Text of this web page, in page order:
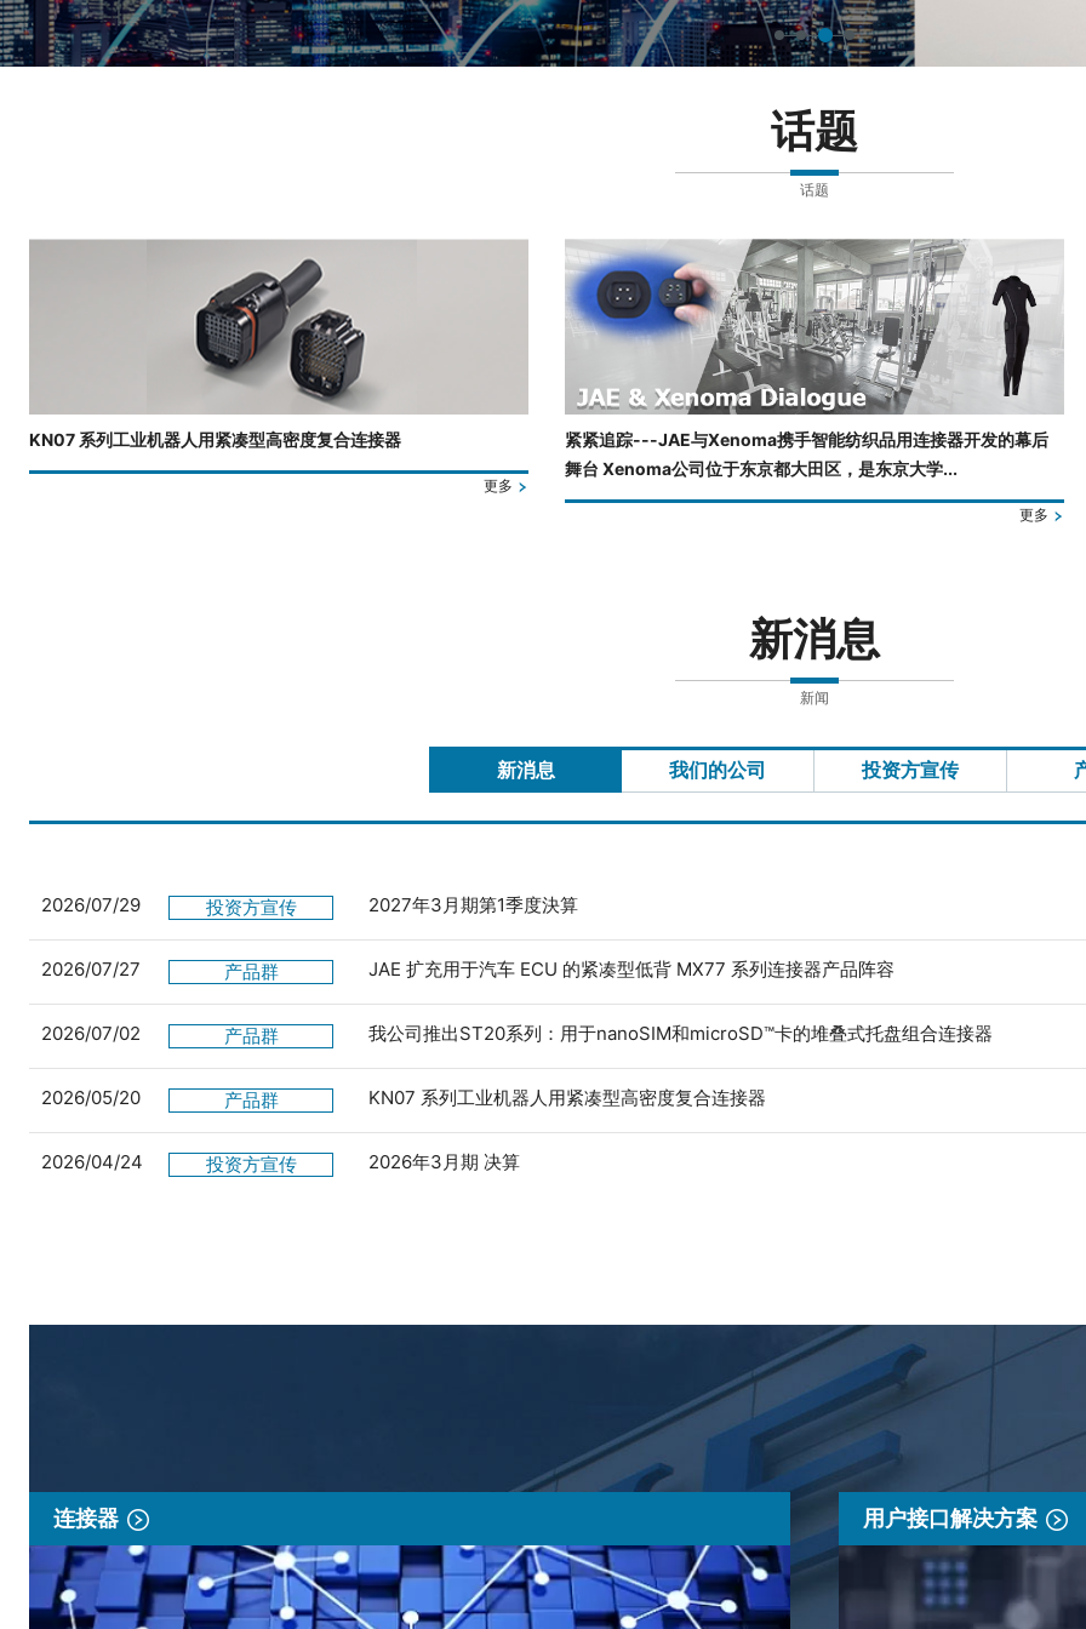
话题
话题
KN07 系列工业机器人用紧凑型高密度复合连接器
更多
紧紧追踪---JAE与Xenoma携手智能纺织品用连接器开发的幕后
舞台 Xenoma公司位于东京都大田区，是东京大学...
更多
新消息
新闻
新消息 我们的公司 投资方宣传
2026/07/29 投资方宣传 2027年3月期第1季度決算
2026/07/27 产品群 JAE 扩充用于汽车 ECU 的紧凑型低背 MX77 系列连接器产品阵容
2026/07/02 产品群 我公司推出ST20系列：用于nanoSIM和microSD™卡的堆叠式托盘组合连接器
2026/05/20 产品群 KN07 系列工业机器人用紧凑型高密度复合连接器
2026/04/24 投资方宣传 2026年3月期 决算
连接器 用户接口解决方案